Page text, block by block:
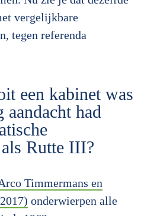
vergelijkbare
tegen referenda
een kabinet was
had
Rutte III?
Timmermans en
onderwierpen alle